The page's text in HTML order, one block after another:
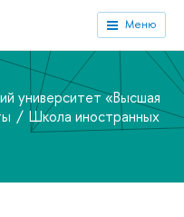
Меню
университет «Высшая
Школа иностранных